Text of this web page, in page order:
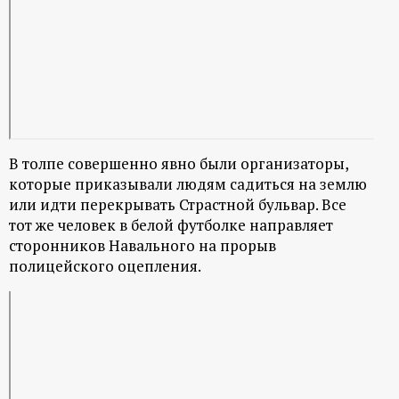
В толпе совершенно явно были организаторы,
которые приказывали людям садиться на землю
или идти перекрывать Страстной бульвар. Все
тот же человек в белой футболке направляет
сторонников Навального на прорыв
полицейского оцепления.